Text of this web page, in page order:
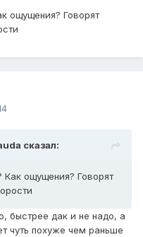
ощущения? Говорят
сказал:
Как ощущения? Говорят
быстрее дак и не надо, а
чуть похуже чем раньше